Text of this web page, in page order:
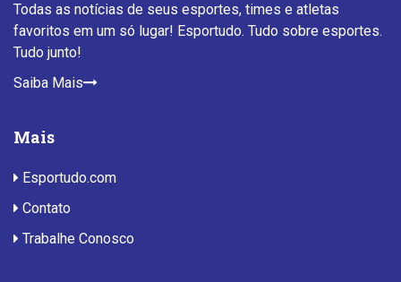
Todas as notícias de seus esportes, times e atletas
favoritos em um só lugar! Esportudo. Tudo sobre esportes.
Tudo junto!
Saiba Mais
Mais
Esportudo.com
Contato
Trabalhe Conosco